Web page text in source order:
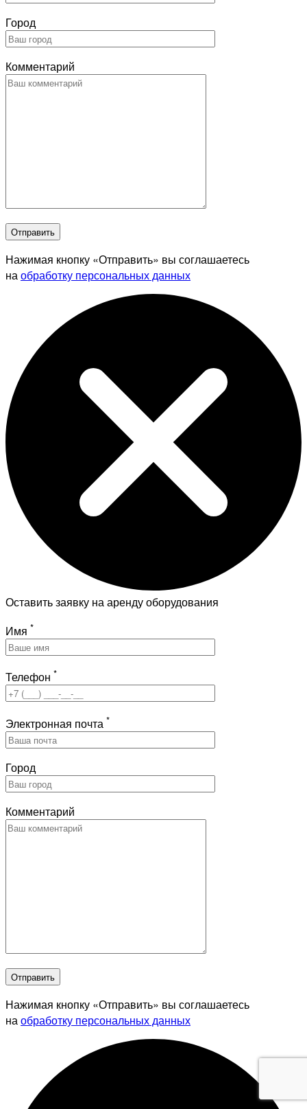
Город
Комментарий
Отправить
Нажимая кнопку «Отправить» вы соглашаетесь
на обработку персональных данных
Оставить заявку на аренду оборудования
Имя *
Телефон *
Электронная почта *
Город
Комментарий
Отправить
Нажимая кнопку «Отправить» вы соглашаетесь
на обработку персональных данных